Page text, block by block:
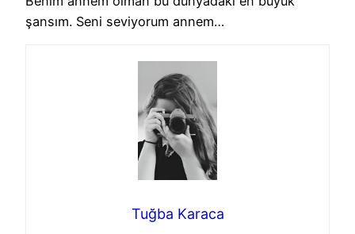
şansım. Seni seviyorum annem…
Tuğba Karaca